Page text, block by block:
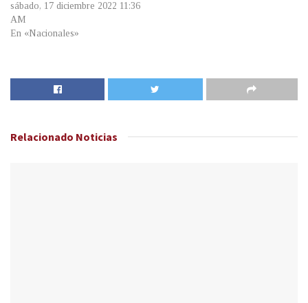
sábado, 17 diciembre 2022 11:36
AM
En «Nacionales»
Relacionado Noticias